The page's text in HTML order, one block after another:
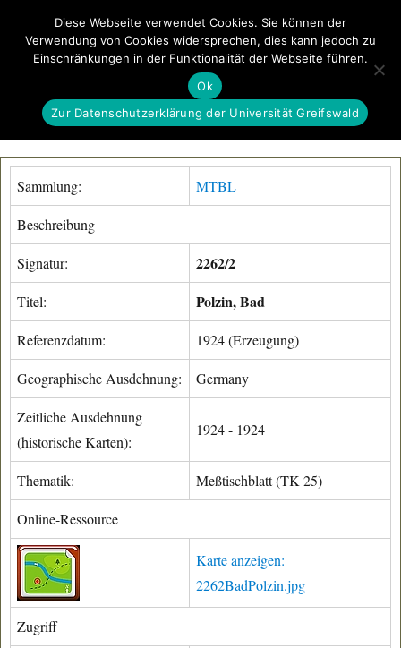
GeoGREIF MENÜ
Sammlung: MTBL
Beschreibung
Signatur: 2262/2
Titel: Polzin, Bad
Referenzdatum: 1924 (Erzeugung)
Geographische Ausdehnung: Germany
Zeitliche Ausdehnung
(historische Karten):
1924 - 1924
Thematik: Meßtischblatt (TK 25)
Online-Ressource
Karte anzeigen:
2262BadPolzin.jpg
Zugriff
Diese Webseite verwendet Cookies. Sie können der
Verwendung von Cookies widersprechen, dies kann jedoch zu
Einschränkungen in der Funktionalität der Webseite führen.
Ok
Zur Datenschutzerklärung der Universität Greifswald